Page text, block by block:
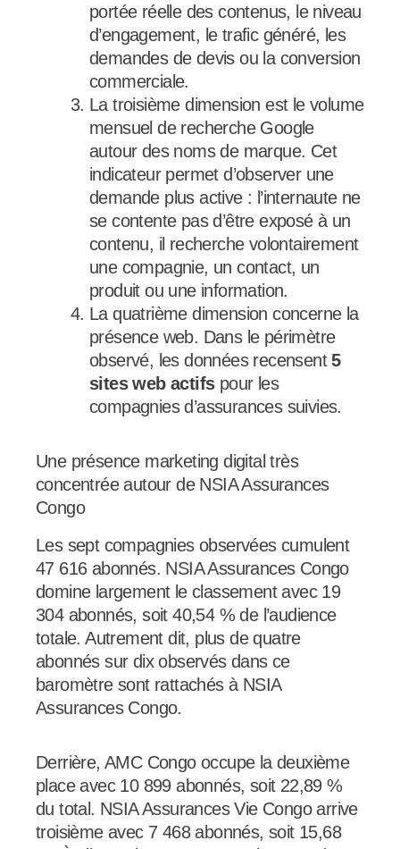
portée réelle des contenus, le niveau
d’engagement, le trafic généré, les
demandes de devis ou la conversion
commerciale.
La troisième dimension est le volume
mensuel de recherche Google
autour des noms de marque. Cet
indicateur permet d’observer une
demande plus active : l’internaute ne
se contente pas d’être exposé à un
contenu, il recherche volontairement
une compagnie, un contact, un
produit ou une information.
La quatrième dimension concerne la
présence web. Dans le périmètre
observé, les données recensent5
sites web actifspour les
compagnies d’assurances suivies.
Une présence marketing digital très
concentrée autour de NSIA Assurances
Congo
Les sept compagnies observées cumulent
47 616 abonnés. NSIA Assurances Congo
domine largement le classement avec 19
304 abonnés, soit 40,54 % de l’audience
totale. Autrement dit, plus de quatre
abonnés sur dix observés dans ce
baromètre sont rattachés à NSIA
Assurances Congo.
Derrière, AMC Congo occupe la deuxième
place avec 10 899 abonnés, soit 22,89 %
du total. NSIA Assurances Vie Congo arrive
troisième avec 7 468 abonnés, soit 15,68